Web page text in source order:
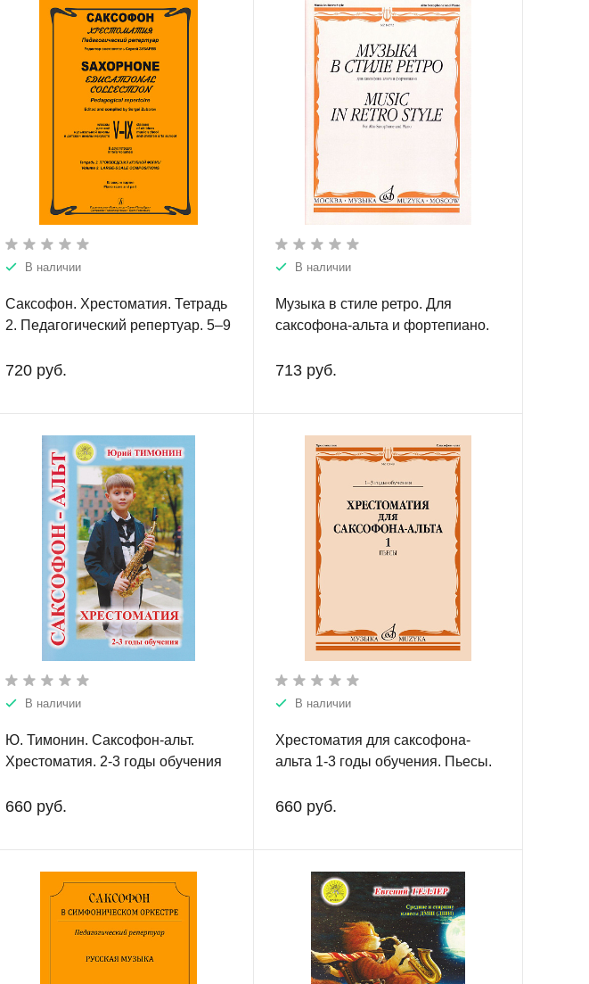
В наличии
Саксофон. Хрестоматия. Тетрадь
2. Педагогический репертуар. 5–9
партия. В двух тетрадях.
720 руб.
В наличии
Музыка в стиле ретро. Для
саксофона-альта и фортепиано.
713 руб.
В наличии
Ю. Тимонин. Саксофон-альт.
Хрестоматия. 2-3 годы обучения
660 руб.
В наличии
Хрестоматия для саксофона-
альта 1-3 годы обучения. Пьесы.
660 руб.